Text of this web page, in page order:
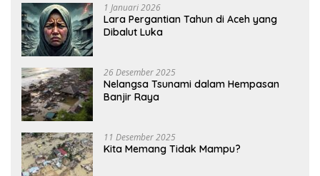
1 Januari 2026
Lara Pergantian Tahun di Aceh yang
Dibalut Luka
26 Desember 2025
Nelangsa Tsunami dalam Hempasan
Banjir Raya
11 Desember 2025
Kita Memang Tidak Mampu?